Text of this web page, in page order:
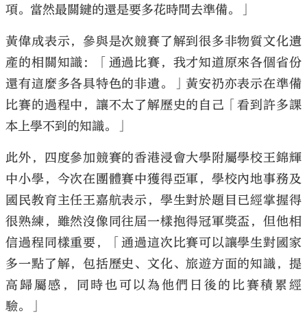
項。當然最關鍵的還是要多花時間去準備。」
黃偉成表示，參與是次競賽了解到很多非物質文化遺
產的相關知識：「通過比賽，我才知道原來各個省份
還有這麼多各具特色的非遺。」黃安礽亦表示在準備
比賽的過程中，讓不太了解歷史的自己「看到許多課
本上學不到的知識。」
此外，四度參加競賽的香港浸會大學附屬學校王錦輝
中小學，今次在團體賽中獲得亞軍，學校內地事務及
國民教育主任王嘉航表示，學生對於題目已經掌握得
很熟練，雖然沒像同往屆一樣抱得冠軍獎盃，但他相
信過程同樣重要，「通過這次比賽可以讓學生對國家
多一點了解，包括歷史、文化、旅遊方面的知識，提
高歸屬感，同時也可以為他們日後的比賽積累經
驗。」